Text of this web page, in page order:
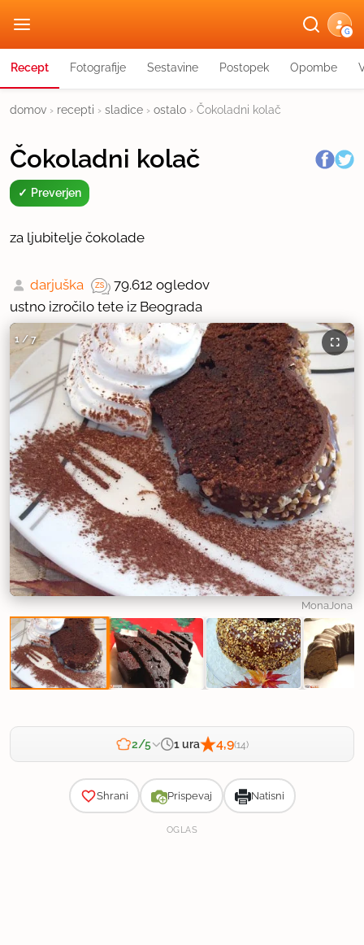
G
Recept Fotografije Sestavine Postopek Opombe
domov › recepti › sladice › ostalo › Čokoladni kolač
Čokoladni kolač
Preverjen
za ljubitelje čokolade
darjuška
79.612 ogledov
ustno izročilo tete iz Beograda
1 / 7
MonaJona
2/5 1 ura 4,9(14)
Shrani Prispevaj Natisni
OGLAS